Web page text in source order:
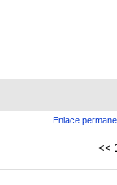
Enlace
<<